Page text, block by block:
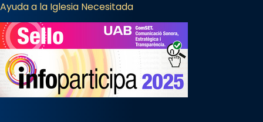
Ayuda a la Iglesia Necesitada